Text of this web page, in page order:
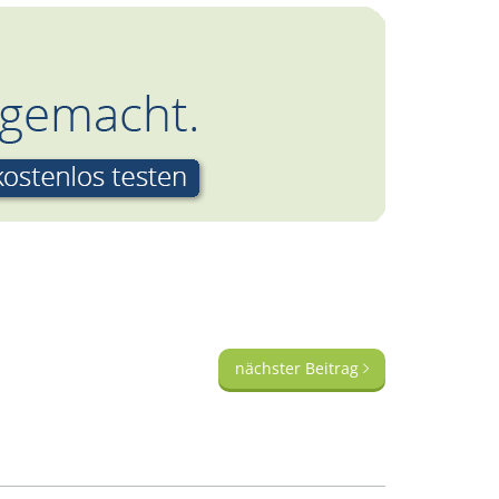
nächster Beitrag